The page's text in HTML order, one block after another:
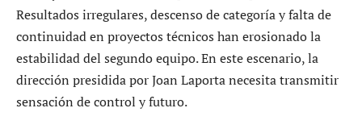
Resultados irregulares, descenso de categoría y falta de
continuidad en proyectos técnicos han erosionado la
estabilidad del segundo equipo. En este escenario, la
dirección presidida por Joan Laporta necesita transmitir
sensación de control y futuro.